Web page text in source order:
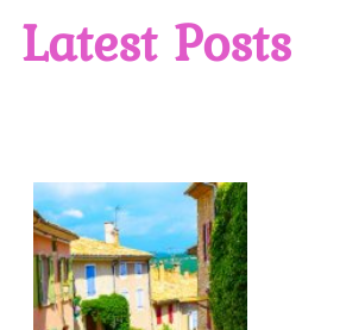
Latest Posts